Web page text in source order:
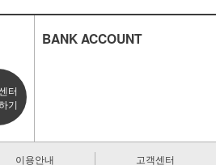
터
기
BANK ACCOUNT
이용안내 고객센터